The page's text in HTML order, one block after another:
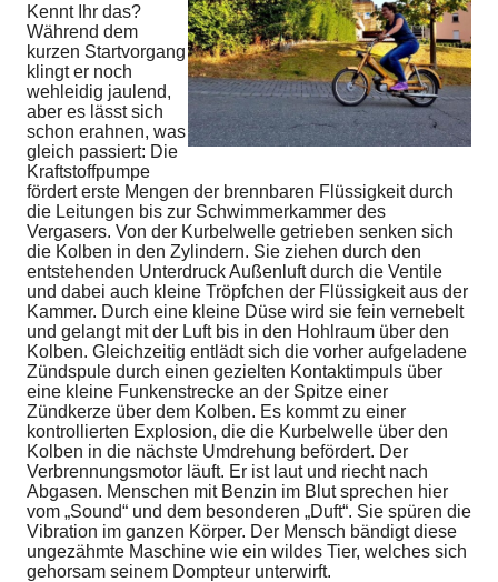
Kennt Ihr das?
Während dem
kurzen Startvorgang
klingt er noch
wehleidig jaulend,
aber es lässt sich
schon erahnen, was
gleich passiert: Die
Kraftstoffpumpe
fördert erste Mengen der brennbaren Flüssigkeit durch
die Leitungen bis zur Schwimmerkammer des
Vergasers. Von der Kurbelwelle getrieben senken sich
die Kolben in den Zylindern. Sie ziehen durch den
entstehenden Unterdruck Außenluft durch die Ventile
und dabei auch kleine Tröpfchen der Flüssigkeit aus der
Kammer. Durch eine kleine Düse wird sie fein vernebelt
und gelangt mit der Luft bis in den Hohlraum über den
Kolben. Gleichzeitig entlädt sich die vorher aufgeladene
Zündspule durch einen gezielten Kontaktimpuls über
eine kleine Funkenstrecke an der Spitze einer
Zündkerze über dem Kolben. Es kommt zu einer
kontrollierten Explosion, die die Kurbelwelle über den
Kolben in die nächste Umdrehung befördert. Der
Verbrennungsmotor läuft. Er ist laut und riecht nach
Abgasen. Menschen mit Benzin im Blut sprechen hier
vom „Sound“ und dem besonderen „Duft“. Sie spüren die
Vibration im ganzen Körper. Der Mensch bändigt diese
ungezähmte Maschine wie ein wildes Tier, welches sich
gehorsam seinem Dompteur unterwirft.